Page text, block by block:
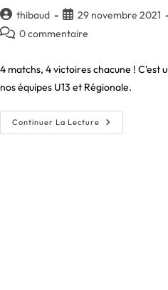
Auteur/autrice
de
thibaud
Publication
publiée :
29 novembre 2021
Commentaires
la
publication :
0 commentaire
4 matchs, 4 victoires chacune ! C'est
nos équipes U13 et Régionale.
Continuer La Lecture Un
Début